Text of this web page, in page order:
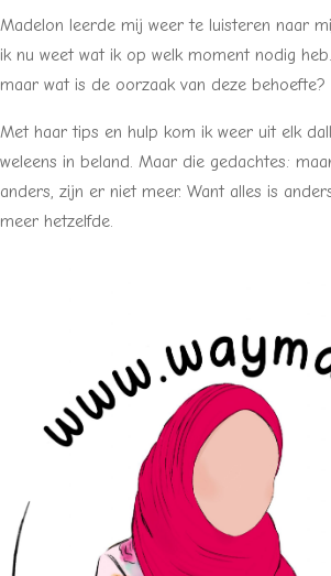
Madelon leerde mij weer te luisteren naar
ik nu weet wat ik op welk moment nodig
maar wat is de oorzaak van deze behoefte?
Met haar tips en hulp kom ik weer uit elk
weleens in beland. Maar die gedachtes:
anders, zijn er niet meer. Want alles is
meer hetzelfde.